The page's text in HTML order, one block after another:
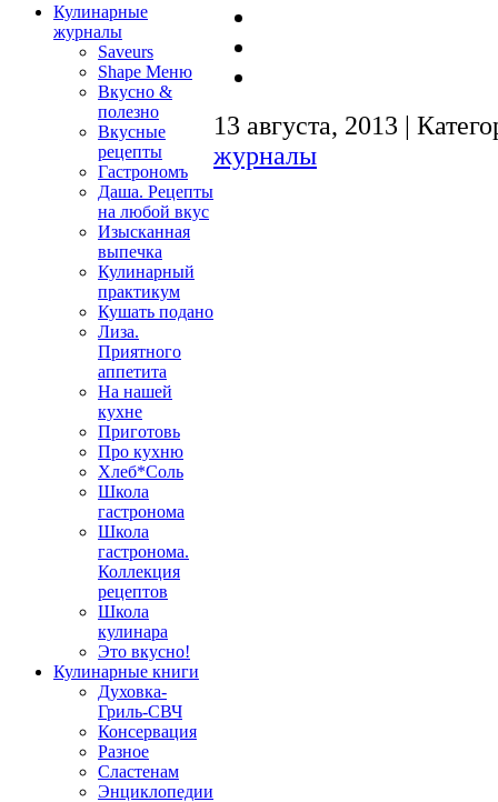
Кулинарные
журналы
Saveurs
Shape Меню
Вкусно &
полезно
Вкусные
рецепты
Гастрономъ
Даша. Рецепты
на любой вкус
Изысканная
выпечка
Кулинарный
практикум
Кушать подано
Лиза.
Приятного
аппетита
На нашей
кухне
Приготовь
Про кухню
Хлеб*Соль
Школа
гастронома
Школа
гастронома.
Коллекция
рецептов
Школа
кулинара
Это вкусно!
Кулинарные книги
Духовка-
Гриль-СВЧ
Консервация
Разное
Сластенам
Энциклопедии
13 августа, 2013 |
журналы